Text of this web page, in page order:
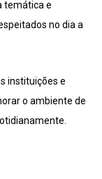
temática e
no dia a
instituições e
o ambiente de